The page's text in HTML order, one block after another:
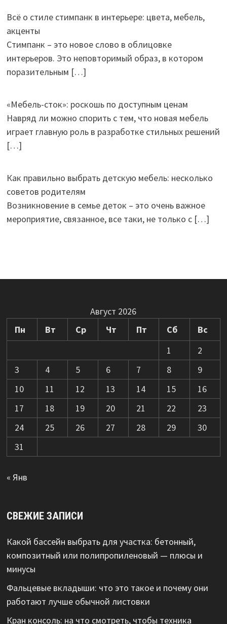
Всё о стиле стимпанк в интерьере: цвета, мебель,
акценты
Стимпанк – это новое слово в облицовке
интерьеров. Это неповторимый образ, в котором
поразительным […]
«Мебель-сток»: роскошь по доступным ценам
Навряд ли можно спорить с тем, что новая мебель
играет главную роль в разработке стильных решений
[…]
Как правильно выбрать детскую мебель: несколько
советов родителям
Возникновение в семье деток – это очень важное
мероприятие, связанное, все таки, не только с […]
Август 2026
Пн
Вт Ср Чт Пт Сб
Вс
1
2
3
4 5 6 7 8
9
10
11 12 13 14 15
16
17
18 19 20 21 22
23
24
25 26 27 28 29
30
31
« Янв
СВЕЖИЕ ЗАПИСИ
Какой бассейн выбрать для участка: бетонный,
композитный или полипропиленовый — плюсы и
минусы
Фальцевые вкладыши: что это такое и почему они
работают лучше обычной листовки
Кран консоль: на что смотреть, чтобы техника